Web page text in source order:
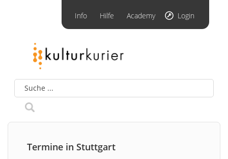
Info Hilfe Academy Login
Termine in Stuttgart